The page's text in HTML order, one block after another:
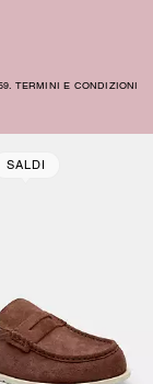
TERMINI E CONDIZIONI
SALDI